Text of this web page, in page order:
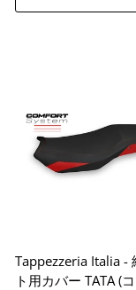
Tappezzeria Italia -
ト用カバー TATA (